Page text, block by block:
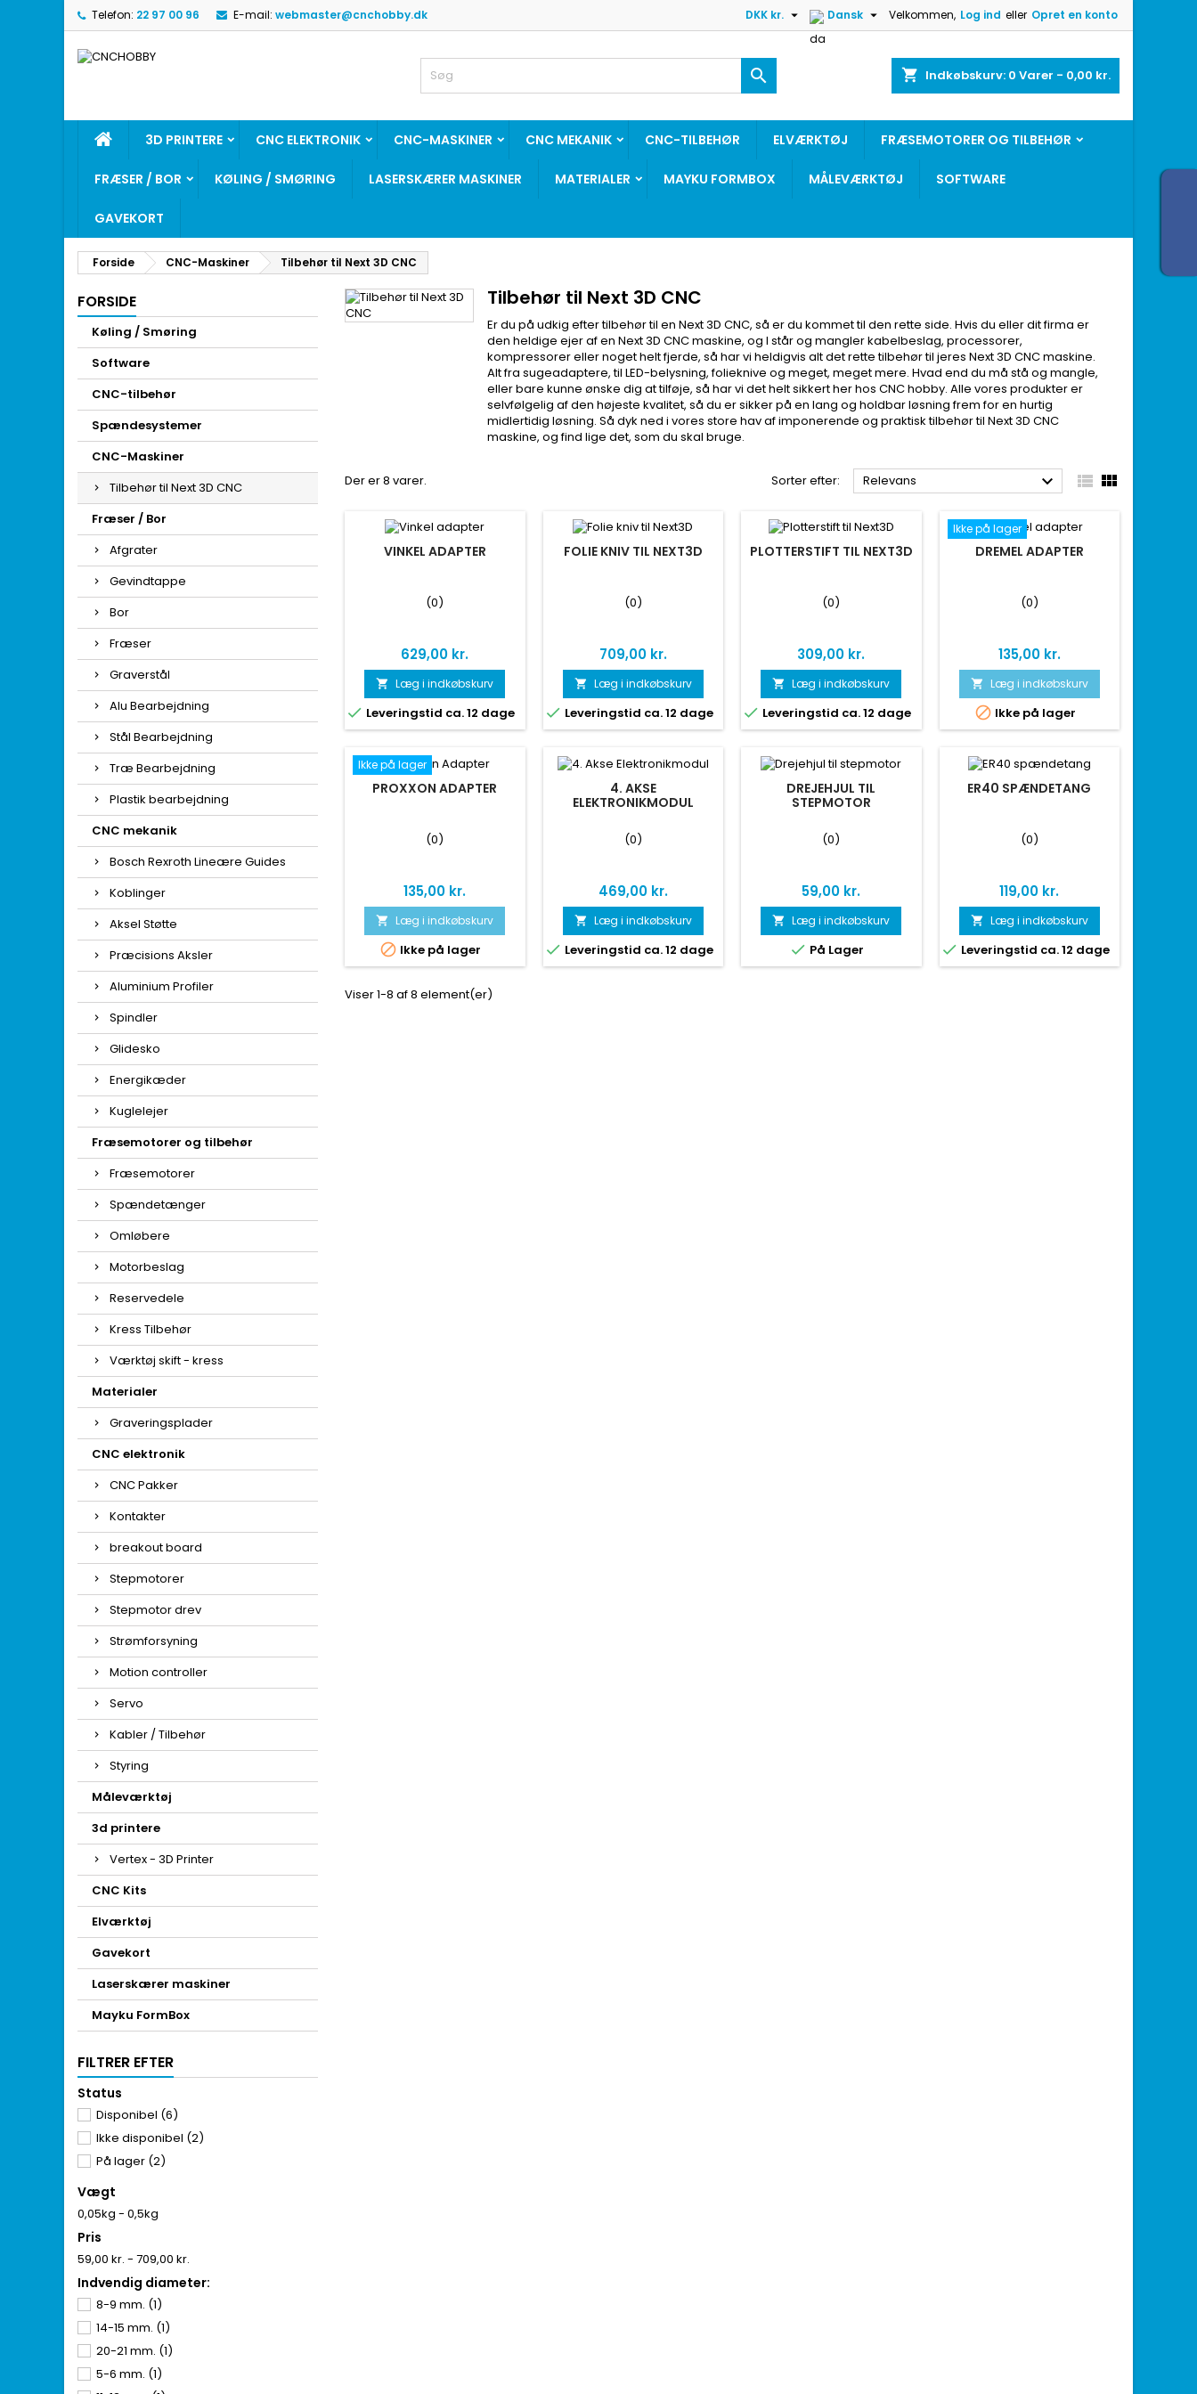
Telefon: 22 97 00 96 E-mail: webmaster@cnchobby.dk Velkommen, Log ind eller Opret en konto
Dansk 
DKK kr. 
shopping_cart Indkøbskurv: 0 Varer - 0,00 kr.

3D PRINTERE CNC ELEKTRONIK CNC-MASKINER CNC MEKANIK CNC-TILBEHØR ELVÆRKTØJ FRÆSEMOTORER OG TILBEHØR
FRÆSER / BOR KØLING / SMØRING LASERSKÆRER MASKINER MATERIALER MAYKU FORMBOX MÅLEVÆRKTØJ SOFTWARE
GAVEKORT
Forside CNC-Maskiner Tilbehør til Next 3D CNC
FORSIDE
Køling / Smøring
Software
CNC-tilbehør
Spændesystemer
CNC-Maskiner
Tilbehør til Next 3D CNC
Fræser / Bor
Afgrater
Gevindtappe
Bor
Fræser
Graverstål
Alu Bearbejdning
Stål Bearbejdning
Træ Bearbejdning
Plastik bearbejdning
CNC mekanik
Bosch Rexroth Lineære Guides
Koblinger
Aksel Støtte
Præcisions Aksler
Aluminium Profiler
Spindler
Glidesko
Energikæder
Kuglelejer
Fræsemotorer og tilbehør
Fræsemotorer
Spændetænger
Omløbere
Motorbeslag
Reservedele
Kress Tilbehør
Værktøj skift - kress
Materialer
Graveringsplader
CNC elektronik
CNC Pakker
Kontakter
breakout board
Stepmotorer
Stepmotor drev
Strømforsyning
Motion controller
Servo
Kabler / Tilbehør
Styring
Måleværktøj
3d printere
Vertex - 3D Printer
CNC Kits
Elværktøj
Gavekort
Laserskærer maskiner
Mayku FormBox
FILTRER EFTER
Status
Disponibel (6)
Ikke disponibel (2)
På lager (2)
Vægt
0,05kg - 0,5kg
Pris
59,00 kr. - 709,00 kr.
Indvendig diameter:
8-9 mm. (1)
14-15 mm. (1)
20-21 mm. (1)
5-6 mm. (1)
Tilbehør til Next 3D CNC
Er du på udkig efter tilbehør til en Next 3D CNC, så er du kommet til den rette side. Hvis du eller dit firma er
den heldige ejer af en Next 3D CNC maskine, og I står og mangler kabelbeslag, processorer,
kompressorer eller noget helt fjerde, så har vi heldigvis alt det rette tilbehør til jeres Next 3D CNC maskine.
Alt fra sugeadaptere, til LED-belysning, folieknive og meget, meget mere. Hvad end du må stå og mangle,
eller bare kunne ønske dig at tilføje, så har vi det helt sikkert her hos CNC hobby. Alle vores produkter er
selvfølgelig af den højeste kvalitet, så du er sikker på en lang og holdbar løsning frem for en hurtig
midlertidig løsning. Så dyk ned i vores store hav af imponerende og praktisk tilbehør til Next 3D CNC
maskine, og find lige det, som du skal bruge.
Der er 8 varer. Sorter efter: Relevans   
VINKEL ADAPTER
(0)
Pris
629,00 kr.
 Læg i indkøbskurv
 Leveringstid ca. 12 dage
FOLIE KNIV TIL NEXT3D
(0)
Pris
709,00 kr.
 Læg i indkøbskurv
 Leveringstid ca. 12 dage
PLOTTERSTIFT TIL NEXT3D
(0)
Pris
309,00 kr.
 Læg i indkøbskurv
 Leveringstid ca. 12 dage
Ikke på lager
DREMEL ADAPTER
(0)
Pris
135,00 kr.
 Læg i indkøbskurv
 Ikke på lager
Ikke på lager
PROXXON ADAPTER
(0)
Pris
135,00 kr.
 Læg i indkøbskurv
 Ikke på lager
4. AKSE
ELEKTRONIKMODUL
(0)
Pris
469,00 kr.
 Læg i indkøbskurv
 Leveringstid ca. 12 dage
DREJEHJUL TIL
STEPMOTOR
(0)
Pris
59,00 kr.
 Læg i indkøbskurv
 På Lager
ER40 SPÆNDETANG
(0)
Pris
119,00 kr.
 Læg i indkøbskurv
 Leveringstid ca. 12 dage
Viser 1-8 af 8 element(er)